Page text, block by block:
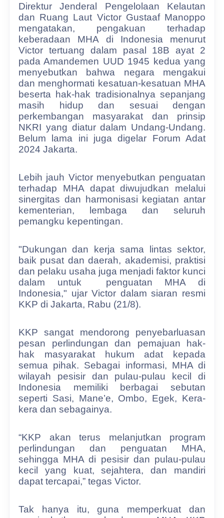
Direktur Jenderal Pengelolaan Kelautan
dan Ruang Laut Victor Gustaaf Manoppo
mengatakan, pengakuan terhadap
keberadaan MHA di Indonesia menurut
Victor tertuang dalam pasal 18B ayat 2
pada Amandemen UUD 1945 kedua yang
menyebutkan bahwa negara mengakui
dan menghormati kesatuan-kesatuan MHA
beserta hak-hak tradisionalnya sepanjang
masih hidup dan sesuai dengan
perkembangan masyarakat dan prinsip
NKRI yang diatur dalam Undang-Undang.
Belum lama ini juga digelar Forum Adat
2024 Jakarta.
Lebih jauh Victor menyebutkan penguatan
terhadap MHA dapat diwujudkan melalui
sinergitas dan harmonisasi kegiatan antar
kementerian, lembaga dan seluruh
pemangku kepentingan.
"Dukungan dan kerja sama lintas sektor,
baik pusat dan daerah, akademisi, praktisi
dan pelaku usaha juga menjadi faktor kunci
dalam untuk
penguatan MHA di
Indonesia," ujar Victor dalam siaran resmi
KKP di Jakarta, Rabu (21/8).
KKP sangat mendorong penyebarluasan
pesan perlindungan dan pemajuan hak-
hak masyarakat hukum adat kepada
semua pihak. Sebagai informasi, MHA di
wilayah pesisir dan pulau-pulau kecil di
Indonesia memiliki berbagai sebutan
seperti Sasi, Mane’e, Ombo, Egek, Kera-
kera dan sebagainya.
“KKP akan terus melanjutkan program
perlindungan dan penguatan MHA,
sehingga MHA di pesisir dan pulau-pulau
kecil yang kuat, sejahtera, dan mandiri
dapat tercapai,” tegas Victor.
Tak hanya itu, guna memperkuat dan